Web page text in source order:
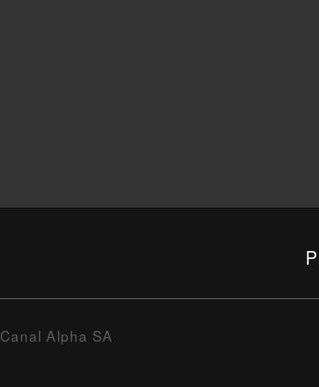
Canal Alpha SA